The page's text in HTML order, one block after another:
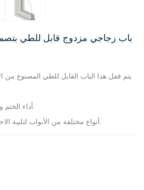
باب زجاجي مزدوج قابل للطي
يتم قفل هذا الباب القابل للطي المصنوع من
أداء الختم والسلامة ضد السرقة ممتاز.
أنواع مختلفة من الأبواب لتلبية الاحتياجات المعمارية المختلفة.